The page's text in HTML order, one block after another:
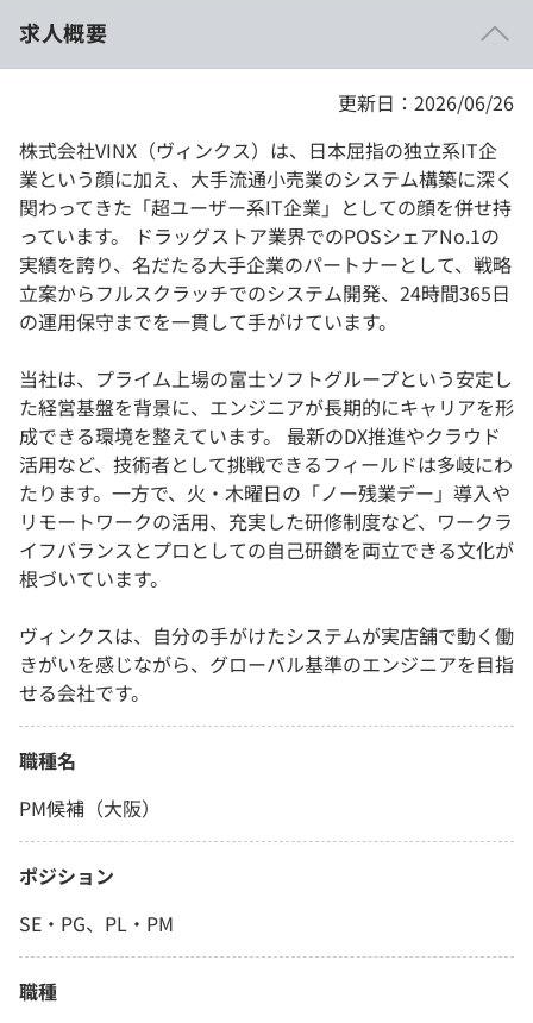
契約内容・クーポン
求人概要
更新日：2026/06/26
株式会社VINX（ヴィンクス）は、日本屈指の独立系IT企
業という顔に加え、大手流通小売業のシステム構築に深く
関わってきた「超ユーザー系IT企業」としての顔を併せ持
っています。 ドラッグストア業界でのPOSシェアNo.1の
実績を誇り、名だたる大手企業のパートナーとして、戦略
立案からフルスクラッチでのシステム開発、24時間365日
の運用保守までを一貫して手がけています。
当社は、プライム上場の富士ソフトグループという安定し
た経営基盤を背景に、エンジニアが長期的にキャリアを形
成できる環境を整えています。 最新のDX推進やクラウド
活用など、技術者として挑戦できるフィールドは多岐にわ
たります。一方で、火・木曜日の「ノー残業デー」導入や
リモートワークの活用、充実した研修制度など、ワークラ
イフバランスとプロとしての自己研鑽を両立できる文化が
根づいています。
ヴィンクスは、自分の手がけたシステムが実店舗で動く働
きがいを感じながら、グローバル基準のエンジニアを目指
せる会社です。
職種名
PM候補（大阪）
ポジション
SE・PG、PL・PM
職種